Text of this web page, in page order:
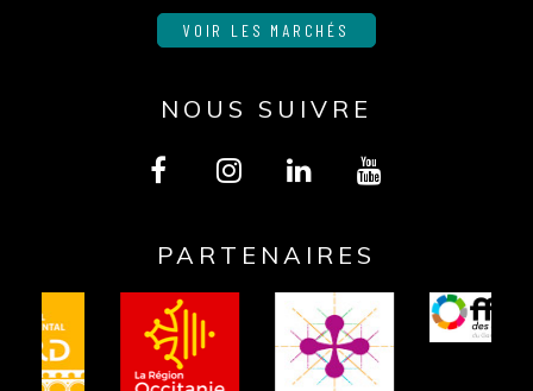
VOIR LES MARCHÉS
NOUS SUIVRE
vers
le
compte
Facebook
vers
le
compte
Instagram
vers
le
compte
Linkedin
vers
la
chaîne
Youtube
PARTENAIRES